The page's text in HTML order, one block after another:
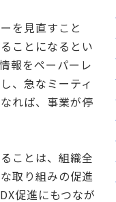
を見直すこと
ことになるとい
報をペーパーレ
、急なミーティ
れば、事業が停
ことは、組織全
取り組みの促進
促進にもつなが